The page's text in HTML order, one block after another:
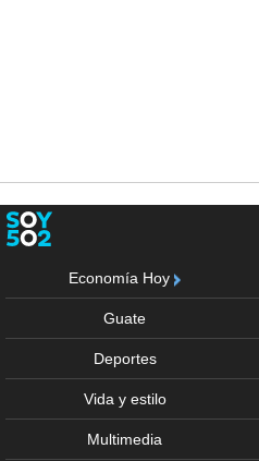
Economía Hoy
Guate
Deportes
Vida y estilo
Multimedia